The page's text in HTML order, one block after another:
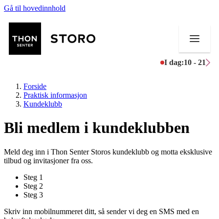
Gå til hovedinnhold
I dag:10 - 21
Butikker
Mat og drikke
Helse
Aktiviteter
Tilbud
Forside
Praktisk informasjon
Kundeklubb
Bli medlem i kundeklubben
Meld deg inn i Thon Senter Storos kundeklubb og motta eksklusive
tilbud og invitasjoner fra oss.
Steg 1
Steg 2
Steg 3
Skriv inn mobilnummeret ditt, så sender vi deg en SMS med en